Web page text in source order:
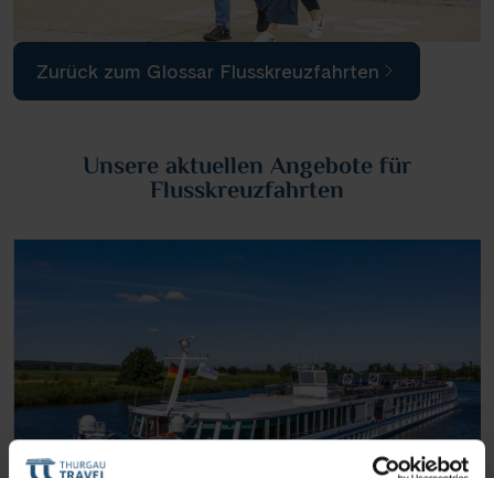
Zurück zum Glossar Flusskreuzfahrten
Unsere aktuellen Angebote für
Flusskreuzfahrten